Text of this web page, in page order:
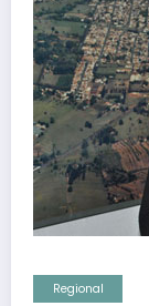
Regional